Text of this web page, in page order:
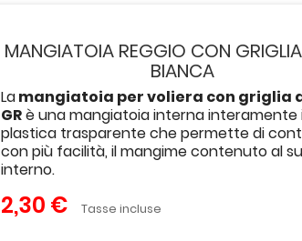
MANGIATOIA REGGIO CON
BIANCA
Lamangiatoia per voliera con griglia
GRè una mangiatoia interna interamente
plastica trasparente che permette di
con più facilità, il mangime contenuto al
interno.
2,30 € Tasse incluse